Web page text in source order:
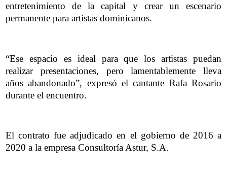
entretenimiento de la capital y crear un escenario
permanente para artistas dominicanos.
“Ese espacio es ideal para que los artistas puedan
realizar presentaciones, pero lamentablemente lleva
años abandonado”, expresó el cantante Rafa Rosario
durante el encuentro.
El contrato fue adjudicado en el gobierno de 2016 a
2020 a la empresa Consultoría Astur, S.A.